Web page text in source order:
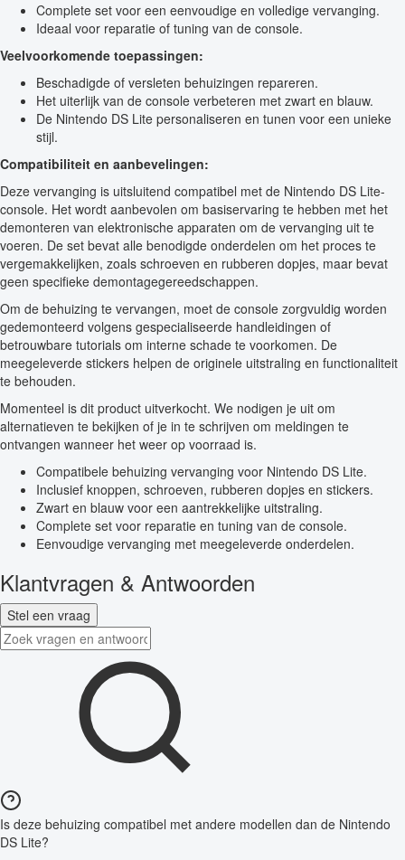
Complete set voor een eenvoudige en volledige vervanging.
Ideaal voor reparatie of tuning van de console.
Veelvoorkomende toepassingen:
Beschadigde of versleten behuizingen repareren.
Het uiterlijk van de console verbeteren met zwart en blauw.
De Nintendo DS Lite personaliseren en tunen voor een unieke
stijl.
Compatibiliteit en aanbevelingen:
Deze vervanging is uitsluitend compatibel met de Nintendo DS Lite-
console. Het wordt aanbevolen om basiservaring te hebben met het
demonteren van elektronische apparaten om de vervanging uit te
voeren. De set bevat alle benodigde onderdelen om het proces te
vergemakkelijken, zoals schroeven en rubberen dopjes, maar bevat
geen specifieke demontagegereedschappen.
Om de behuizing te vervangen, moet de console zorgvuldig worden
gedemonteerd volgens gespecialiseerde handleidingen of
betrouwbare tutorials om interne schade te voorkomen. De
meegeleverde stickers helpen de originele uitstraling en functionaliteit
te behouden.
Momenteel is dit product uitverkocht. We nodigen je uit om
alternatieven te bekijken of je in te schrijven om meldingen te
ontvangen wanneer het weer op voorraad is.
Compatibele behuizing vervanging voor Nintendo DS Lite.
Inclusief knoppen, schroeven, rubberen dopjes en stickers.
Zwart en blauw voor een aantrekkelijke uitstraling.
Complete set voor reparatie en tuning van de console.
Eenvoudige vervanging met meegeleverde onderdelen.
Klantvragen & Antwoorden
Stel een vraag
Is deze behuizing compatibel met andere modellen dan de Nintendo
DS Lite?